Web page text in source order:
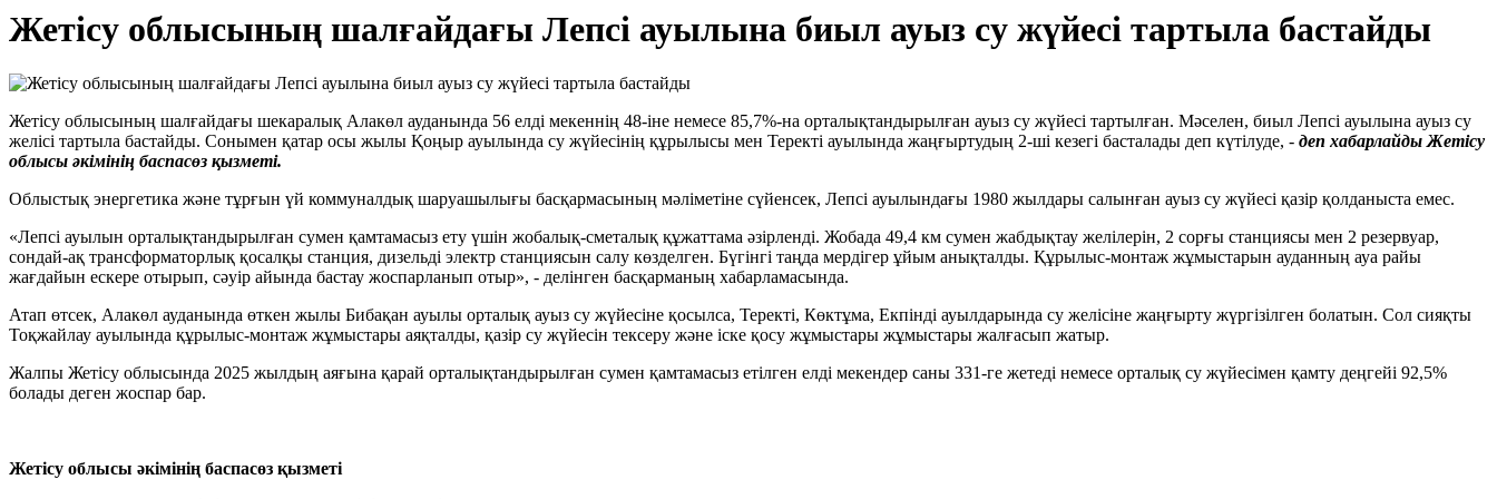
Жетісу облысының шалғайдағы Лепсі ауылына биыл ауыз су жүйесі тартыла бастайды
Жетісу облысының шалғайдағы шекаралық Алакөл ауданында 56 елді мекеннің 48-іне немесе 85,7%-на орталықтандырылған ауыз су жүйесі тартылған. Мәселен, биыл Лепсі ауылына ауыз су
желісі тартыла бастайды. Сонымен қатар осы жылы Қоңыр ауылында су жүйесінің құрылысы мен Теректі ауылында жаңғыртудың 2-ші кезегі басталады деп күтілуде, - деп хабарлайды Жетісу
облысы әкімінің баспасөз қызметі.
Облыстық энергетика және тұрғын үй коммуналдық шаруашылығы басқармасының мәліметіне сүйенсек, Лепсі ауылындағы 1980 жылдары салынған ауыз су жүйесі қазір қолданыста емес.
«Лепсі ауылын орталықтандырылған сумен қамтамасыз ету үшін жобалық-сметалық құжаттама әзірленді. Жобада 49,4 км сумен жабдықтау желілерін, 2 сорғы станциясы мен 2 резервуар,
сондай-ақ трансформаторлық қосалқы станция, дизельді электр станциясын салу көзделген. Бүгінгі таңда мердігер ұйым анықталды. Құрылыс-монтаж жұмыстарын ауданның ауа райы
жағдайын ескере отырып, сәуір айында бастау жоспарланып отыр», - делінген басқарманың хабарламасында.
Атап өтсек, Алакөл ауданында өткен жылы Бибақан ауылы орталық ауыз су жүйесіне қосылса, Теректі, Көктұма, Екпінді ауылдарында су желісіне жаңғырту жүргізілген болатын. Сол сияқты
Тоқжайлау ауылында құрылыс-монтаж жұмыстары аяқталды, қазір су жүйесін тексеру және іске қосу жұмыстары жұмыстары жалғасып жатыр.
Жалпы Жетісу облысында 2025 жылдың аяғына қарай орталықтандырылған сумен қамтамасыз етілген елді мекендер саны 331-ге жетеді немесе орталық су жүйесімен қамту деңгейі 92,5%
болады деген жоспар бар.
Жетісу облысы әкімінің баспасөз қызметі